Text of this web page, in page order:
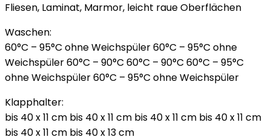
Fliesen, Laminat, Marmor, leicht raue Oberflächen
Waschen:
60°C – 95°C ohne Weichspüler 60°C – 95°C ohne
Weichspüler 60°C – 90°C 60°C – 90°C 60°C – 95°C
ohne Weichspüler 60°C – 95°C ohne Weichspüler
Klapphalter:
bis 40 x 11 cm bis 40 x 11 cm bis 40 x 11 cm bis 40 x 11 cm
bis 40 x 11 cm bis 40 x 13 cm